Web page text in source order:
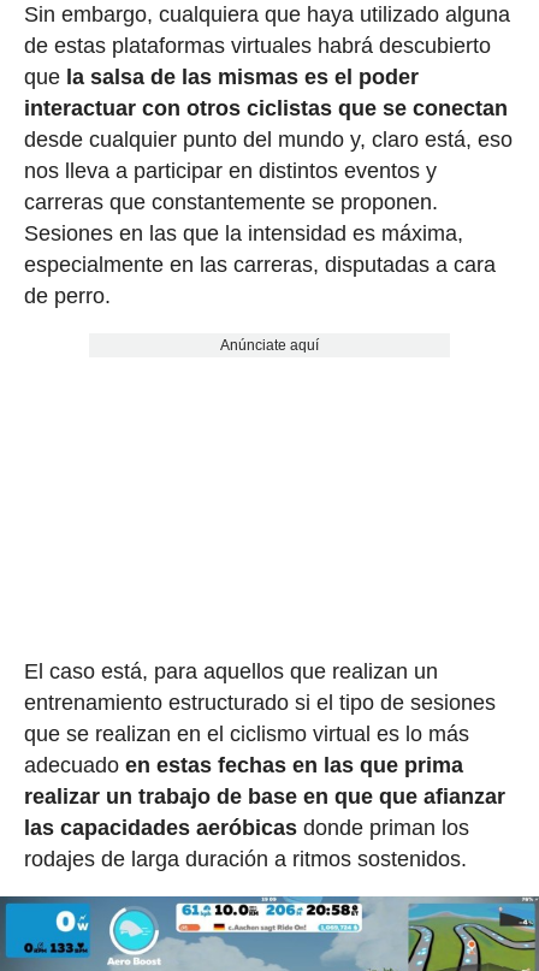
Sin embargo, cualquiera que haya utilizado alguna
de estas plataformas virtuales habrá descubierto
quela salsa de las mismas es el poder
interactuar con otros ciclistas que se conectan
desde cualquier punto del mundo y, claro está, eso
nos lleva a participar en distintos eventos y
carreras que constantemente se proponen.
Sesiones en las que la intensidad es máxima,
especialmente en las carreras, disputadas a cara
de perro.
Anúnciate aquí
El caso está, para aquellos que realizan un
entrenamiento estructurado si el tipo de sesiones
que se realizan en el ciclismo virtual es lo más
adecuado en estas fechas en las que prima
realizar un trabajo de base en que que afianzar
las capacidades aeróbicasdonde priman los
rodajes de larga duración a ritmos sostenidos.